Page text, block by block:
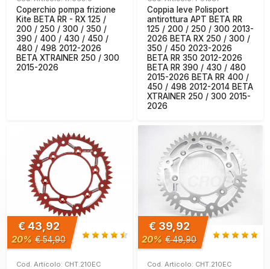
Coperchio pompa frizione
Kite BETA RR - RX 125 /
200 / 250 / 300 / 350 /
390 / 400 / 430 / 450 /
480 / 498 2012-2026
BETA XTRAINER 250 / 300
2015-2026
Coppia leve Polisport
antirottura APT BETA RR
125 / 200 / 250 / 300 2013-
2026 BETA RX 250 / 300 /
350 / 450 2023-2026
BETA RR 350 2012-2026
BETA RR 390 / 430 / 480
2015-2026 BETA RR 400 /
450 / 498 2012-2014 BETA
XTRAINER 250 / 300 2015-
2026
€ 43,92
20% € 54,90
Cod. Articolo: CHT.210EC
€ 39,92
20% € 49,90
Cod. Articolo: CHT.210EC